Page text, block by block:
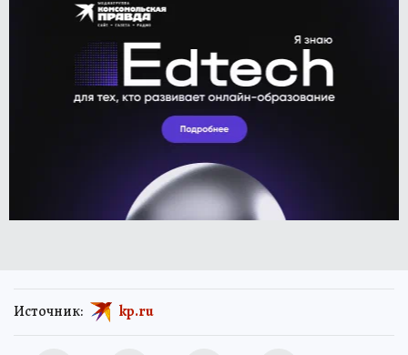
Источник: kp.ru